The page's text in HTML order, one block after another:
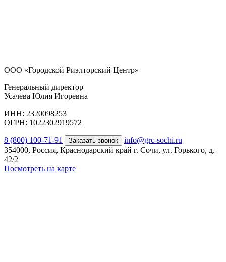
ООО «Городской Риэлторский Центр»
Генеральный директор
Усачева Юлия Игоревна
ИНН: 2320098253
ОГРН: 1022302919572
8 (800) 100-71-91 Заказать звонок
info@grc-sochi.ru
354000, Россия, Краснодарский край г. Сочи, ул. Горького, д.
42/2
Посмотреть на карте